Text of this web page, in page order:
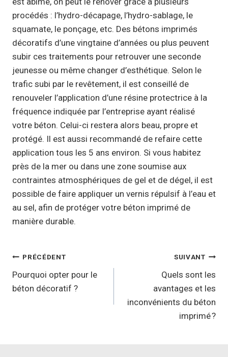
procédés : l’hydro-décapage, l’hydro-sablage, le
squamate, le ponçage, etc. Des bétons imprimés
décoratifs d’une vingtaine d’années ou plus peuvent
subir ces traitements pour retrouver une seconde
jeunesse ou même changer d’esthétique. Selon le
trafic subi par le revêtement, il est conseillé de
renouveler l’application d’une résine protectrice à la
fréquence indiquée par l’entreprise ayant réalisé
votre béton. Celui-ci restera alors beau, propre et
protégé. Il est aussi recommandé de refaire cette
application tous les 5 ans environ. Si vous habitez
près de la mer ou dans une zone soumise aux
contraintes atmosphériques de gel et de dégel, il est
possible de faire appliquer un vernis répulsif à l’eau et
au sel, afin de protéger votre béton imprimé de
manière durable.
Navigation
de
l’article
PRÉCÉDENT
Pourquoi opter pour le
béton décoratif ?
SUIVANT
Quels sont les
avantages et les
inconvénients du béton
imprimé ?